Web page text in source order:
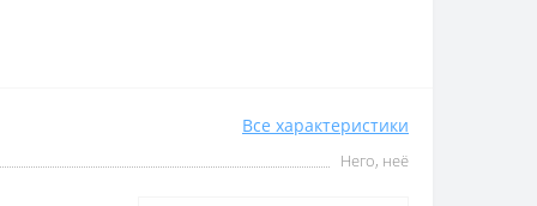
Все характеристики
Него, неё